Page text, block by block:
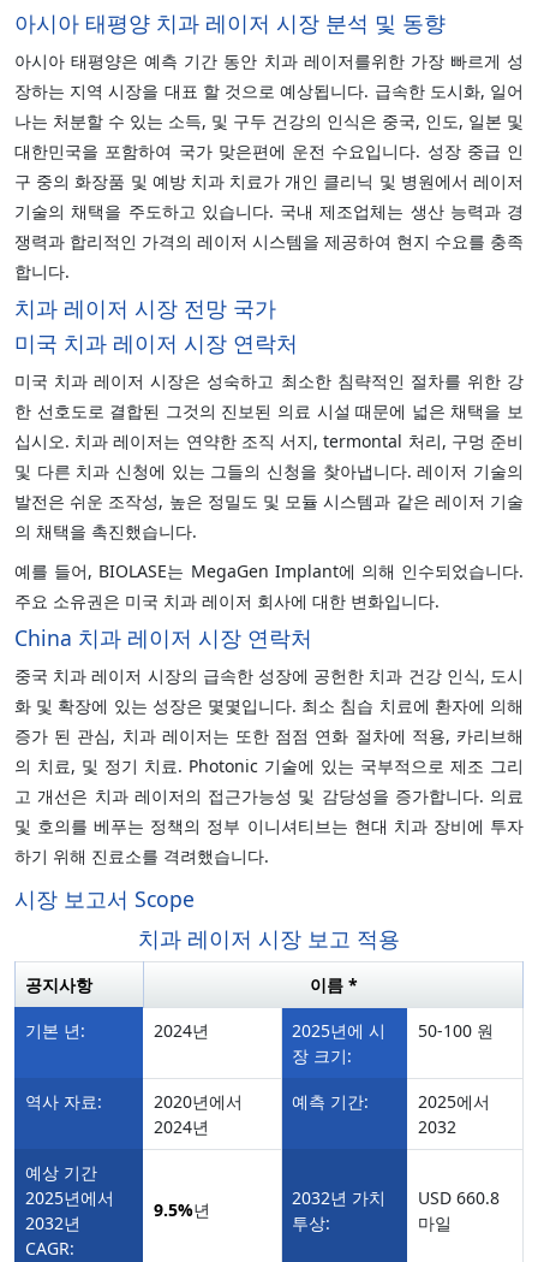
아시아 태평양 치과 레이저 시장 분석 및 동향
아시아 태평양은 예측 기간 동안 치과 레이저를위한 가장 빠르게 성
장하는 지역 시장을 대표 할 것으로 예상됩니다. 급속한 도시화, 일어
나는 처분할 수 있는 소득, 및 구두 건강의 인식은 중국, 인도, 일본 및
대한민국을 포함하여 국가 맞은편에 운전 수요입니다. 성장 중급 인
구 중의 화장품 및 예방 치과 치료가 개인 클리닉 및 병원에서 레이저
기술의 채택을 주도하고 있습니다. 국내 제조업체는 생산 능력과 경
쟁력과 합리적인 가격의 레이저 시스템을 제공하여 현지 수요를 충족
합니다.
치과 레이저 시장 전망 국가
미국 치과 레이저 시장 연락처
미국 치과 레이저 시장은 성숙하고 최소한 침략적인 절차를 위한 강
한 선호도로 결합된 그것의 진보된 의료 시설 때문에 넓은 채택을 보
십시오. 치과 레이저는 연약한 조직 서지, termontal 처리, 구멍 준비
및 다른 치과 신청에 있는 그들의 신청을 찾아냅니다. 레이저 기술의
발전은 쉬운 조작성, 높은 정밀도 및 모듈 시스템과 같은 레이저 기술
의 채택을 촉진했습니다.
예를 들어, BIOLASE는 MegaGen Implant에 의해 인수되었습니다.
주요 소유권은 미국 치과 레이저 회사에 대한 변화입니다.
China 치과 레이저 시장 연락처
중국 치과 레이저 시장의 급속한 성장에 공헌한 치과 건강 인식, 도시
화 및 확장에 있는 성장은 몇몇입니다. 최소 침습 치료에 환자에 의해
증가 된 관심, 치과 레이저는 또한 점점 연화 절차에 적용, 카리브해
의 치료, 및 정기 치료. Photonic 기술에 있는 국부적으로 제조 그리
고 개선은 치과 레이저의 접근가능성 및 감당성을 증가합니다. 의료
및 호의를 베푸는 정책의 정부 이니셔티브는 현대 치과 장비에 투자
하기 위해 진료소를 격려했습니다.
시장 보고서 Scope
치과 레이저 시장 보고 적용
공지사항
이름 *
기본 년:
2024년
2025년에 시
장 크기:
50-100 원
역사 자료:
2020년에서
2024년
예측 기간:
2025에서
2032
예상 기간
2025년에서
2032년
CAGR:
9.5%년
2032년 가치
투상:
USD 660.8
마일